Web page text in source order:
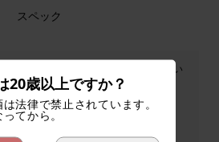
スペック
」は、マスカットの爽やかな味わい
発泡ワインで、エゲル地方のテロワー
軽やかな甘さと芳醇な香りを楽しみた
20歳以上ですか？
法律で禁止されています。
てから。